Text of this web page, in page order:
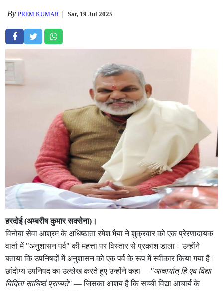
ByPREM KUMAR Sat, 19 Jul 2025
हरदोई (अम्बरीष कुमार सक्सेना)।
विनोबा सेवा आश्रम के अधिष्ठाता रमेश भैया ने शुक्रवार को एक प्रेरणादायक
वार्ता में "अनुशासन पर्व" की महत्ता पर विस्तार से प्रकाश डाला। उन्होंने
बताया कि उपनिषदों में अनुशासन को एक पर्व के रूप में स्वीकार किया गया है।
छांदोग्य उपनिषद का उल्लेख करते हुए उन्होंने कहा— "आचार्यात् हि एव विद्या
विदिता साघिष्ठं प्राप्यते" — जिसका आशय है कि सच्ची विद्या आचार्य के